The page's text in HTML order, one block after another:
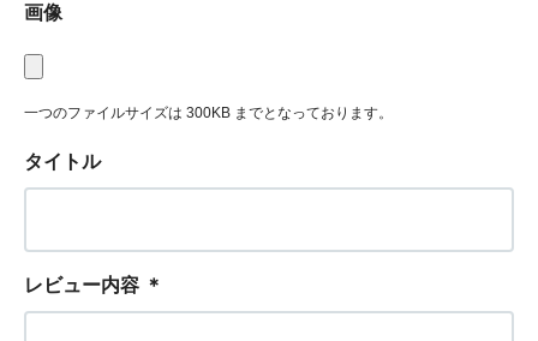
画像
一つのファイルサイズは 300KB までとなっております。
タイトル
レビュー内容 ＊